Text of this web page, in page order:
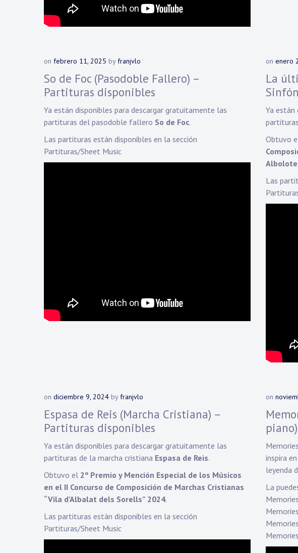
on febrero 11, 2025 byfranjvlo
So de Foc (Pasodoble Fallero) –
Partituras disponibles
Ya están disponibles para descargar gratuitamente las
partituras del pasodoble fallero So de Foc.
Las partituras están disponibles en la sección
Partituras/Sheet Music
on enero
La
Ya están
Obtuvo
Albolote
Las
on diciembre 9, 2024 byfranjvlo
Espasa de Reis (Marcha Cristiana) –
Partituras disponibles
Ya están disponibles para descargar gratuitamente las
partituras de la marcha cristiana Espasa de Reis.
Obtuvo el 2º Premio y Mención Especial de los Músicos
en el II Concurso de Composición de Marchas Cristianas
“Vila d’Albalat dels Sorells” 2024.
Las partituras están disponibles en la sección
Partituras/Sheet Music
on
piano)
inspira
leyenda
La